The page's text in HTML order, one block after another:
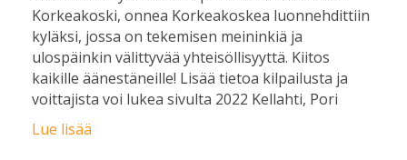
Korkeakoski, onnea Korkeakoskea luonnehdittiin
kyläksi, jossa on tekemisen meininkiä ja
ulospäinkin välittyvää yhteisöllisyyttä. Kiitos
kaikille äänestäneille! Lisää tietoa kilpailusta ja
voittajista voi lukea sivulta 2022 Kellahti, Pori
Lue lisää